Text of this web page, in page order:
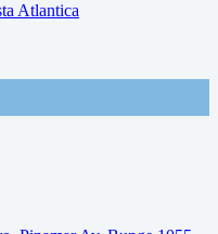
Atlantica